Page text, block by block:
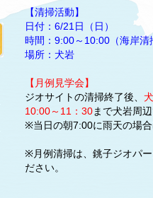
【清掃活動】
日付：6/21日（日）
時間：9:00～10:00（海岸清
場所：犬岩
【月例見学会】
ジオサイトの清掃終了後、
10:00～11：30まで犬岩周
※当日の朝7:00に雨天の場合
※月例清掃は、銚子ジオパ
ださい。